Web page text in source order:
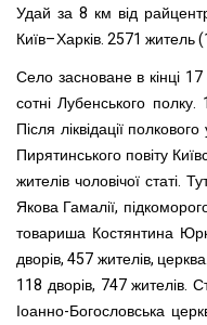
Удай за 8 км від
Київ–Харків. 2571 житель
Село засноване в кінці
сотні Лубенського
Після ліквідації
Пирятинського повіту
жителів чоловічої статі.
Якова Гамалії,
товариша Костянтина
дворів, 457 жителів,
118 дворів, 747 жителів.
Іоанно-Богословська